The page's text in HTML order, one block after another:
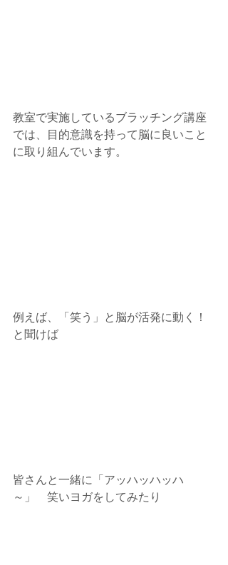
教室で実施しているブラッチング講座
では、目的意識を持って脳に良いこと
に取り組んでいます。
例えば、「笑う」と脳が活発に動く！
と聞けば
皆さんと一緒に「アッハッハッハ
～」　笑いヨガをしてみたり